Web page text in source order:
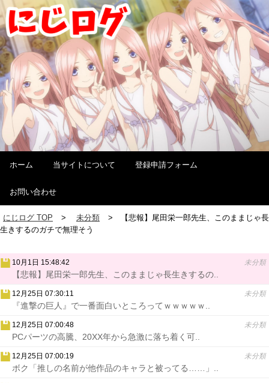
ホーム 当サイトについて 登録申請フォーム
お問い合わせ
にじログ TOP 未分類
【悲報】尾田栄一郎先生、このままじゃ長
生きするのガチで無理そう
10月1日 15:48:42 未分類
【悲報】尾田栄一郎先生、このままじゃ長生きするの..
12月25日 07:30:11 未分類
『進撃の巨人』で一番面白いところってｗｗｗｗｗ..
12月25日 07:00:48 未分類
PCパーツの高騰、20XX年から急激に落ち着く可..
12月25日 07:00:19 未分類
ボク「推しの名前が他作品のキャラと被ってる……」..